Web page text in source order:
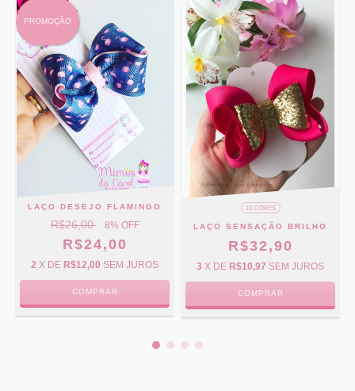
PROMOÇÃO
LAÇO DESEJO FLAMINGO
R$26,00 8% OFF
R$24,00
2 X DE R$12,00 SEM JUROS
COMPRAR
10 CORES
LAÇO SENSAÇÃO BRILHO
R$32,90
3 X DE R$10,97 SEM JUROS
COMPRAR